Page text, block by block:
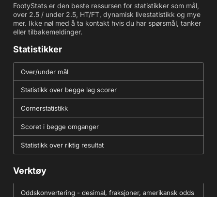
FootyStats er den beste ressursen for statistikker som mål,
over 2.5 / under 2.5, HT/FT, dynamisk livestatistikk og mye
mer. Ikke nøl med å ta kontakt hvis du har spørsmål, tanker
eller tilbakemeldinger.
Statistikker
Over/under mål
Statistikk over begge lag scorer
Cornerstatistikk
Scoret i begge omganger
Statistikk over riktig resultat
Verktøy
Oddskonvertering - desimal, fraksjoner, amerikansk odds